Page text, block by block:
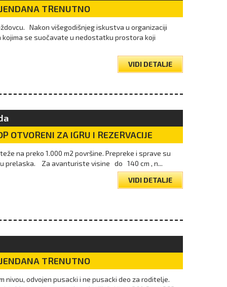
TRENUTNO
Nakon višegodišnjeg iskustva u organizaciji
se suočavate u nedostatku prostora koji
VIDI DETALJE
OTVORENI ZA IGRU I REZERVACIJE
na preko 1.000 m2 površine. Prepreke i sprave su
prelaska. Za avanturiste visine do 140 cm , n...
VIDI DETALJE
TRENUTNO
nivou, odvojen pusacki i ne pusacki deo za roditelje.